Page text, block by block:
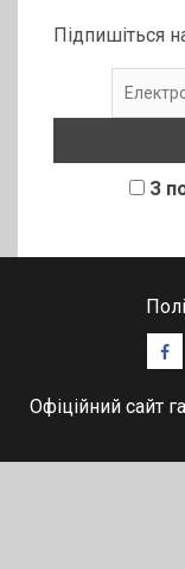
Підпишіться
З
Офіційний сайт